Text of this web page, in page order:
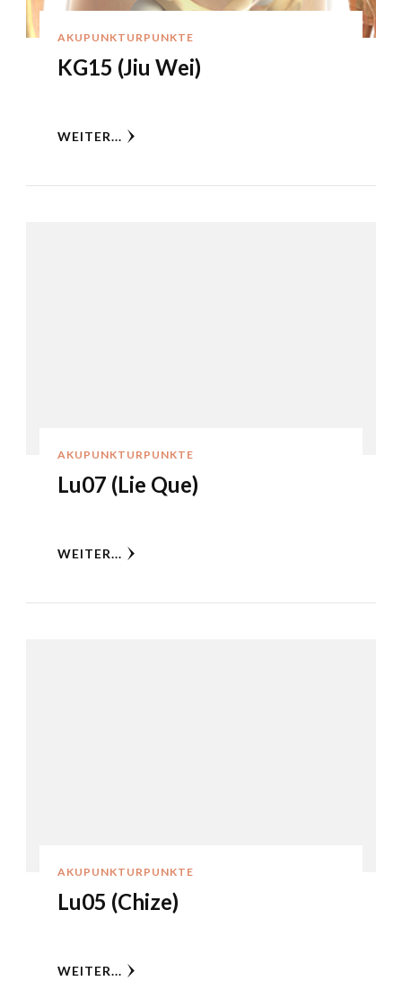
AKUPUNKTURPUNKTE
KG15 (Jiu Wei)
WEITER...
AKUPUNKTURPUNKTE
Lu07 (Lie Que)
WEITER...
AKUPUNKTURPUNKTE
Lu05 (Chize)
WEITER...